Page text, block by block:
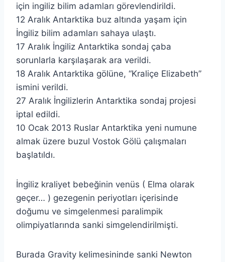
için ingiliz bilim adamları görevlendirildi.
12 Aralık Antarktika buz altında yaşam için
İngiliz bilim adamları sahaya ulaştı.
17 Aralık İngiliz Antarktika sondaj çaba
sorunlarla karşılaşarak ara verildi.
18 Aralık Antarktika gölüne, “Kraliçe Elizabeth”
ismini verildi.
27 Aralık İngilizlerin Antarktika sondaj projesi
iptal edildi.
10 Ocak 2013 Ruslar Antarktika yeni numune
almak üzere buzul Vostok Gölü çalışmaları
başlatıldı.
İngiliz kraliyet bebeğinin venüs ( Elma olarak
geçer… ) gezegenin periyotları içerisinde
doğumu ve simgelenmesi paralimpik
olimpiyatlarında sanki simgelendirilmişti.
Burada Gravity kelimesininde sanki Newton